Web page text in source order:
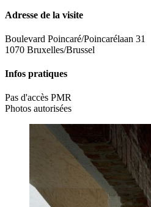
Adresse de la visite
Boulevard Poincaré/Poincarélaan 31
1070 Bruxelles/Brussel
Infos pratiques
Pas d'accès PMR
Photos autorisées